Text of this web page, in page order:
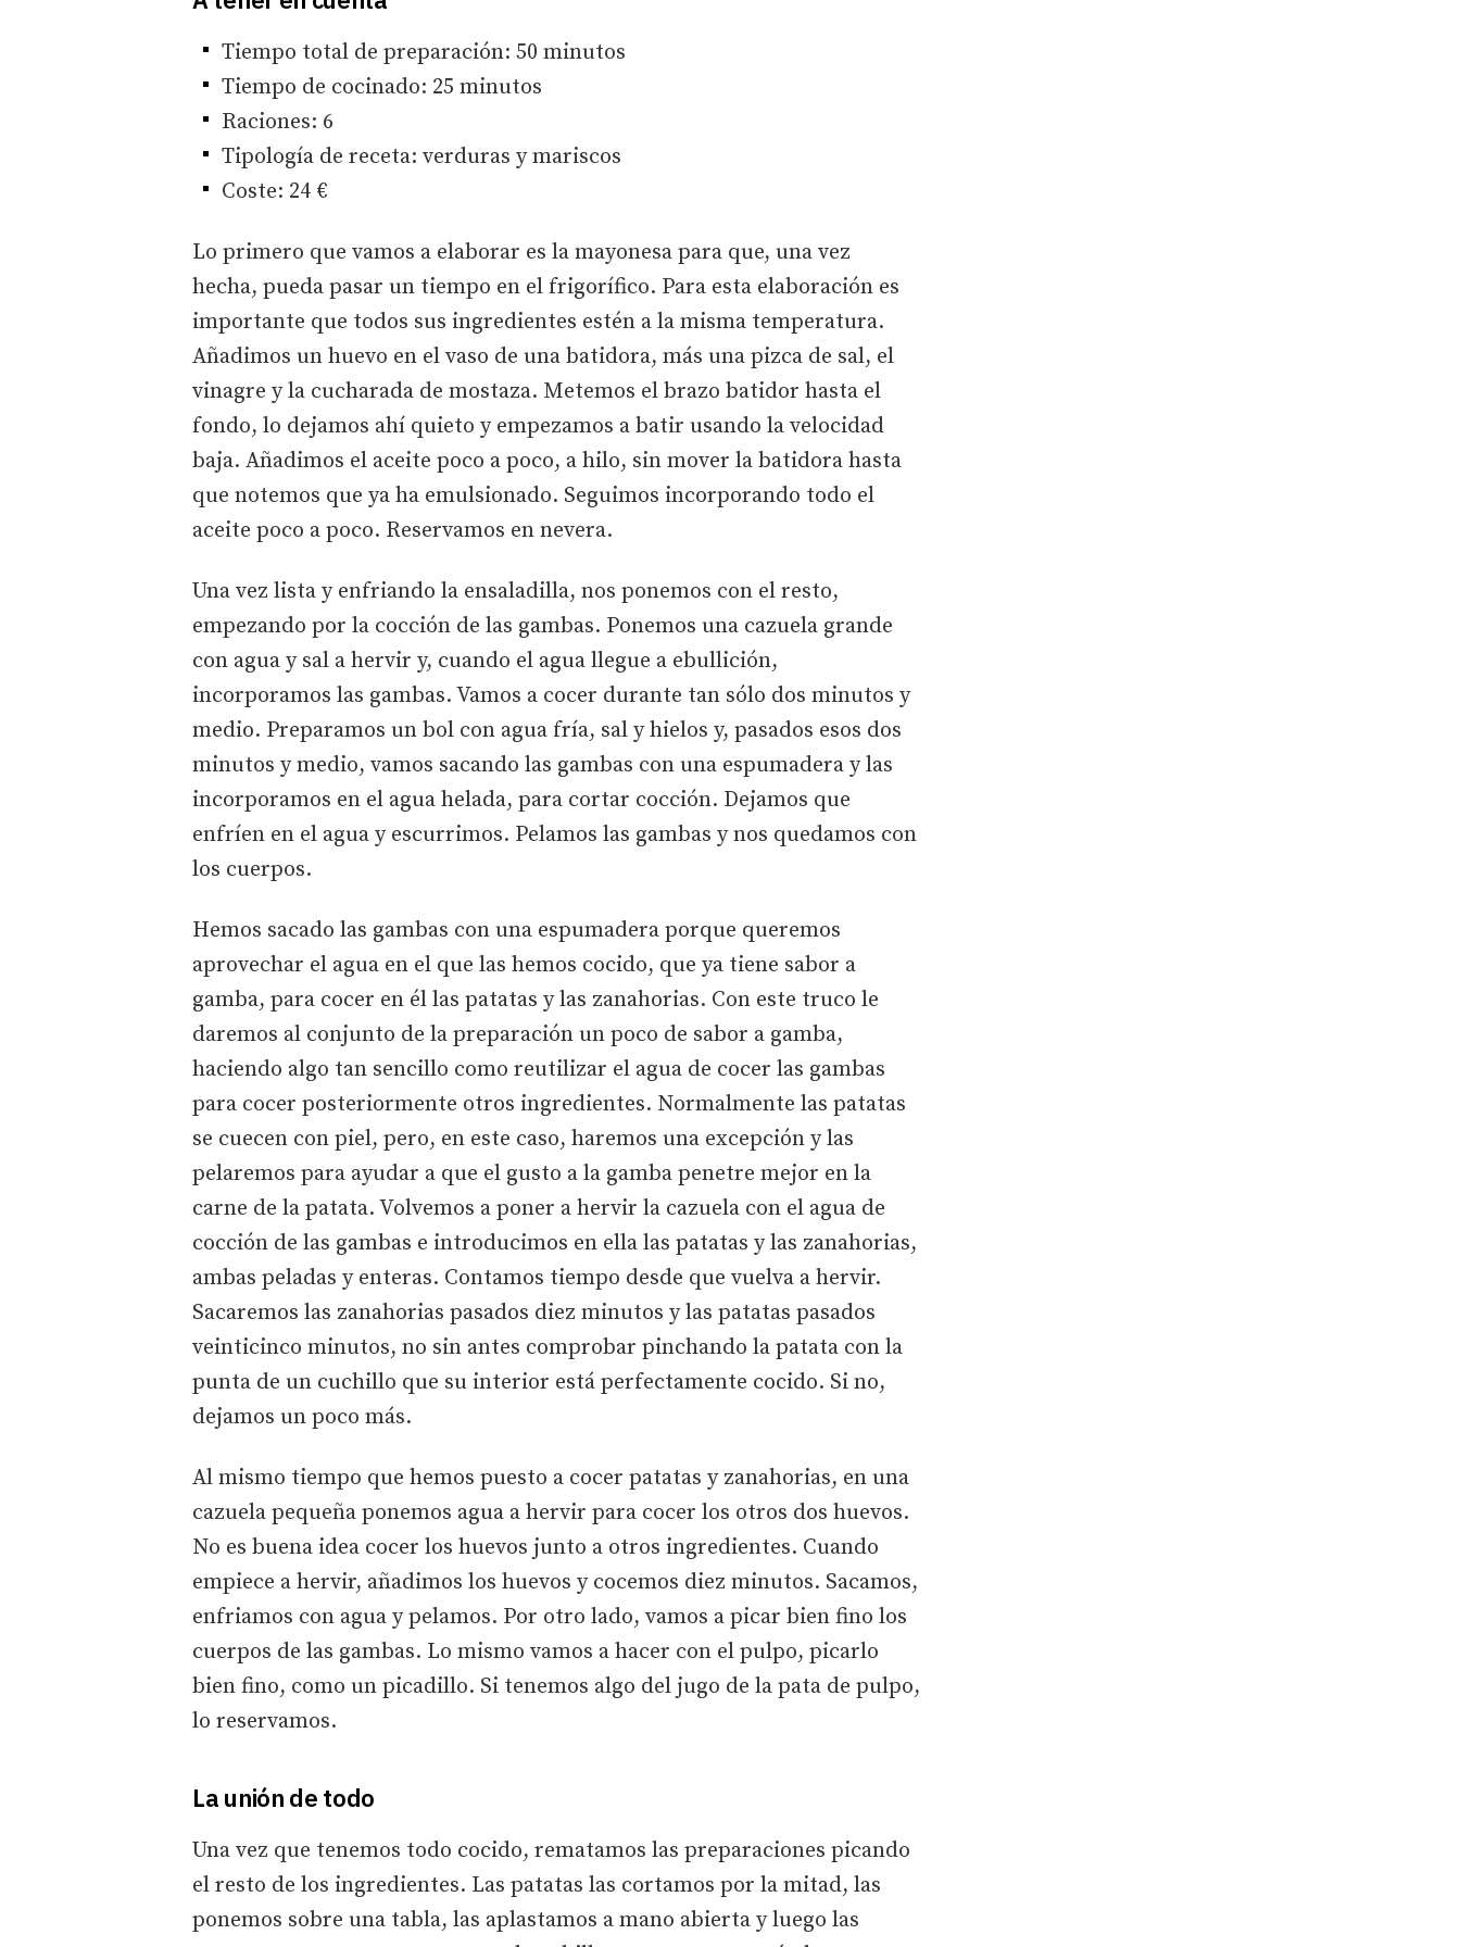
Tiempo total de preparación: 50 minutos
Tiempo de cocinado: 25 minutos
Raciones: 6
Tipología de receta: verduras y mariscos
Coste: 24 €
Lo primero que vamos a elaborar es la mayonesa para que, una vez
hecha, pueda pasar un tiempo en el frigorífico. Para esta elaboración es
importante que todos sus ingredientes estén a la misma temperatura.
Añadimos un huevo en el vaso de una batidora, más una pizca de sal, el
vinagre y la cucharada de mostaza. Metemos el brazo batidor hasta el
fondo, lo dejamos ahí quieto y empezamos a batir usando la velocidad
baja. Añadimos el aceite poco a poco, a hilo, sin mover la batidora hasta
que notemos que ya ha emulsionado. Seguimos incorporando todo el
aceite poco a poco. Reservamos en nevera.
Una vez lista y enfriando la ensaladilla, nos ponemos con el resto,
empezando por la cocción de las gambas. Ponemos una cazuela grande
con agua y sal a hervir y, cuando el agua llegue a ebullición,
incorporamos las gambas. Vamos a cocer durante tan sólo dos minutos y
medio. Preparamos un bol con agua fría, sal y hielos y, pasados esos dos
minutos y medio, vamos sacando las gambas con una espumadera y las
incorporamos en el agua helada, para cortar cocción. Dejamos que
enfríen en el agua y escurrimos. Pelamos las gambas y nos quedamos con
los cuerpos.
Hemos sacado las gambas con una espumadera porque queremos
aprovechar el agua en el que las hemos cocido, que ya tiene sabor a
gamba, para cocer en él las patatas y las zanahorias. Con este truco le
daremos al conjunto de la preparación un poco de sabor a gamba,
haciendo algo tan sencillo como reutilizar el agua de cocer las gambas
para cocer posteriormente otros ingredientes. Normalmente las patatas
se cuecen con piel, pero, en este caso, haremos una excepción y las
pelaremos para ayudar a que el gusto a la gamba penetre mejor en la
carne de la patata. Volvemos a poner a hervir la cazuela con el agua de
cocción de las gambas e introducimos en ella las patatas y las zanahorias,
ambas peladas y enteras. Contamos tiempo desde que vuelva a hervir.
Sacaremos las zanahorias pasados diez minutos y las patatas pasados
veinticinco minutos, no sin antes comprobar pinchando la patata con la
punta de un cuchillo que su interior está perfectamente cocido. Si no,
dejamos un poco más.
Al mismo tiempo que hemos puesto a cocer patatas y zanahorias, en una
cazuela pequeña ponemos agua a hervir para cocer los otros dos huevos.
No es buena idea cocer los huevos junto a otros ingredientes. Cuando
empiece a hervir, añadimos los huevos y cocemos diez minutos. Sacamos,
enfriamos con agua y pelamos. Por otro lado, vamos a picar bien fino los
cuerpos de las gambas. Lo mismo vamos a hacer con el pulpo, picarlo
bien fino, como un picadillo. Si tenemos algo del jugo de la pata de pulpo,
lo reservamos.
La unión de todo
Una vez que tenemos todo cocido, rematamos las preparaciones picando
el resto de los ingredientes. Las patatas las cortamos por la mitad, las
ponemos sobre una tabla, las aplastamos a mano abierta y luego las